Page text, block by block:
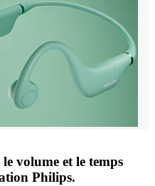
volume et le temps
Philips.